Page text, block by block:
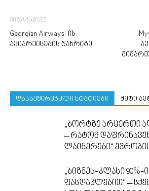
წინა სტატიაში
Georgian Airways-ის
ავიარეისების განრიგი
დაკავშირებული სტატიები მეტი
„ბორტზე არცერთი
– რატომ
ლაინერები“
„ბიზნეს-კლასი 90%-
ფასდაკლებით“ –